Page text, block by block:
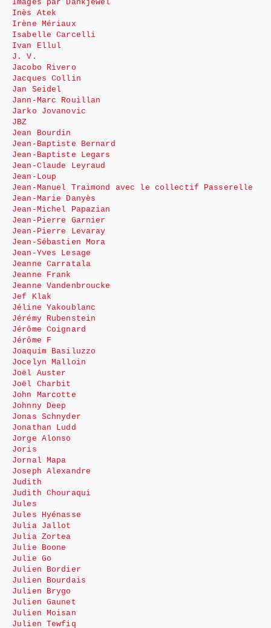
Images par Dankjewel
Inès Atek
Irène Mériaux
Isabelle Carcelli
Ivan Ellul
J. V.
Jacobo Rivero
Jacques Collin
Jan Seidel
Jann-Marc Rouillan
Jarko Jovanovic
JBZ
Jean Bourdin
Jean-Baptiste Bernard
Jean-Baptiste Legars
Jean-Claude Leyraud
Jean-Loup
Jean-Manuel Traimond avec le collectif Passerelle
Jean-Marie Danyès
Jean-Michel Papazian
Jean-Pierre Garnier
Jean-Pierre Levaray
Jean-Sébastien Mora
Jean-Yves Lesage
Jeanne Carratala
Jeanne Frank
Jeanne Vandenbroucke
Jef Klak
Jéline Yakoublanc
Jérémy Rubenstein
Jérôme Coignard
Jérôme F
Joaquim Basiluzzo
Jocelyn Malloin
Joël Auster
Joël Charbit
John Marcotte
Johnny Deep
Jonas Schnyder
Jonathan Ludd
Jorge Alonso
Joris
Jornal Mapa
Joseph Alexandre
Judith
Judith Chouraqui
Jules
Jules Hyénasse
Julia Jallot
Julia Zortea
Julie Boone
Julie Go
Julien Bordier
Julien Bourdais
Julien Brygo
Julien Gaunet
Julien Moisan
Julien Tewfiq